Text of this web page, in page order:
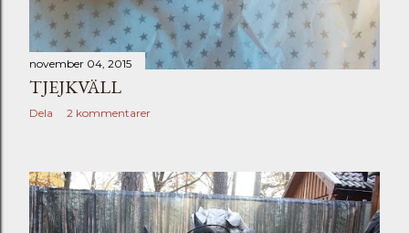
november 04, 2015
TJEJKVÄLL
Dela 2 kommentarer